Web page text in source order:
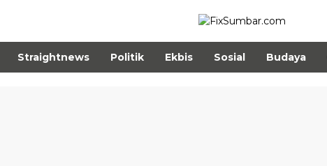
Straightnews Politik Ekbis Sosial Budaya